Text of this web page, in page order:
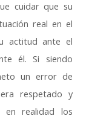
cuidar que su
real en el
actitud ante el
él.Si siendo
un error de
respetado y
en realidad los